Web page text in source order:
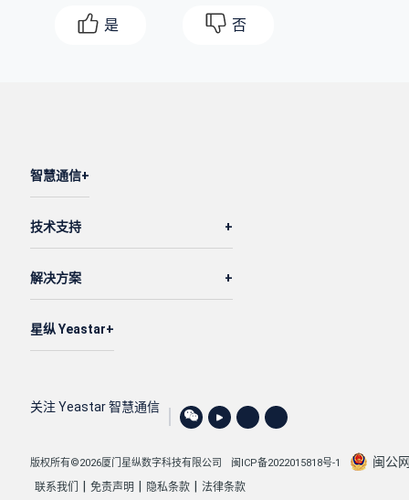
是 否
智慧通信
技术支持
解决方案
星纵 Yeastar
关注 Yeastar 智慧通信
版权所有©2026厦门星纵数字科技有限公司 闽ICP备2022015818号-1 闽公
联系我们 免责声明 隐私条款 法律条款